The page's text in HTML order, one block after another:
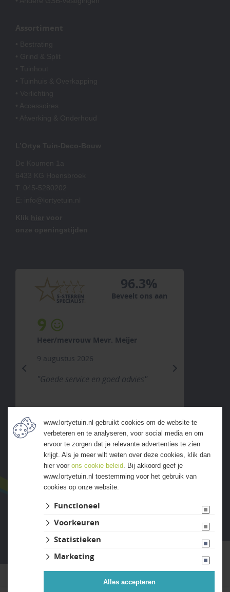
96.3%
Beveelt ons aan
9
Heer/mevrouw Mevr. Meijer
9 augustus 2026
"Goede service en goed advies"
previous next
ALLE ERVARINGEN
Website ontwikkeld door Lined
www.lortyetuin.nl gebruikt cookies om de website te
verbeteren en te analyseren, voor social media en om
ervoor te zorgen dat je relevante advertenties te zien
krijgt. Als je meer wilt weten over deze cookies, klik dan
hier voor ons cookie beleid. Bij akkoord geef je
www.lortyetuin.nl toestemming voor het gebruik van
cookies op onze website.
Functioneel
Voorkeuren
Statistieken
Marketing
Alles accepteren